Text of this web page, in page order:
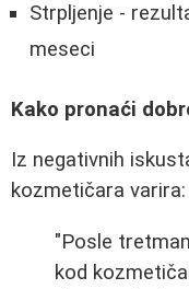
Strpljenje -
meseci
Kako pronaći
Iz negativnih
kozmetičara varira:
"Posle
kod